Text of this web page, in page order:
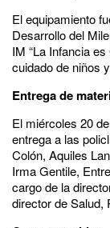
El equipamiento
Desarrollo del
IM “La Infancia
cuidado de niños
Entrega de
El miércoles 20
entrega a las
Colón, Aquiles
Irma Gentile,
cargo de la
director de Salud,